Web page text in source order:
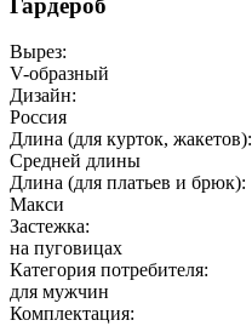
Вырез:
V-образный
Дизайн:
Россия
Длина (для курток, жакетов):
Средней длины
Длина (для платьев и брюк):
Макси
Застежка:
на пуговицах
Категория потребителя:
для мужчин
Комплектация: